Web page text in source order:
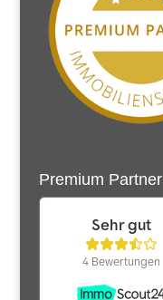
Premium Partner